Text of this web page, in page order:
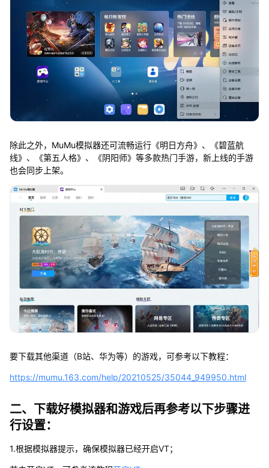
除此之外，MuMu模拟器还可流畅运行《明日方舟》、《碧蓝航
线》、《第五人格》、《阴阳师》等多款热门手游，新上线的手游
也会同步上架。
要下载其他渠道（B站、华为等）的游戏，可参考以下教程：
https://mumu.163.com/help/20210525/35044_949950.html
二、下载好模拟器和游戏后再参考以下步骤进
行设置：
1.根据模拟器提示，确保模拟器已经开启VT；